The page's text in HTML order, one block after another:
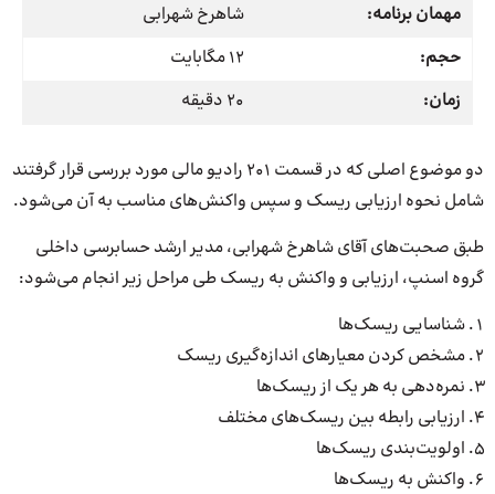
مهمان برنامه:
شاهرخ شهرابی
حجم:
12 مگابایت
زمان:
20 دقیقه
دو موضوع اصلی که در قسمت 201 رادیو مالی مورد بررسی قرار گرفتند
شامل نحوه ارزیابی ریسک و سپس واکنش‌های مناسب به آن می‌شود.
طبق صحبت‌های آقای شاهرخ شهرابی، مدیر ارشد حسابرسی داخلی
گروه اسنپ، ارزیابی و واکنش به ریسک طی مراحل زیر انجام می‌شود:
شناسایی ریسک‌ها
مشخص کردن معیارهای اندازه‌گیری ریسک
نمره‌دهی به هر یک از ریسک‌ها
ارزیابی رابطه بین ریسک‌های مختلف
اولویت‌بندی ریسک‌ها
واکنش به ریسک‌ها